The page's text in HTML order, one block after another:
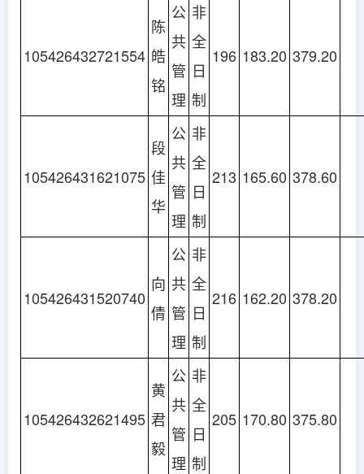
105426432721554
陈
皓
铭
公
共
管
理
非
全
日
制
196 183.20 379.20
105426431621075
段
佳
华
公
共
管
理
非
全
日
制
213 165.60 378.60
105426431520740
向
倩
公
共
管
理
非
全
日
制
216 162.20 378.20
105426432621495
黄
君
毅
公
共
管
理
非
全
日
制
205 170.80 375.80